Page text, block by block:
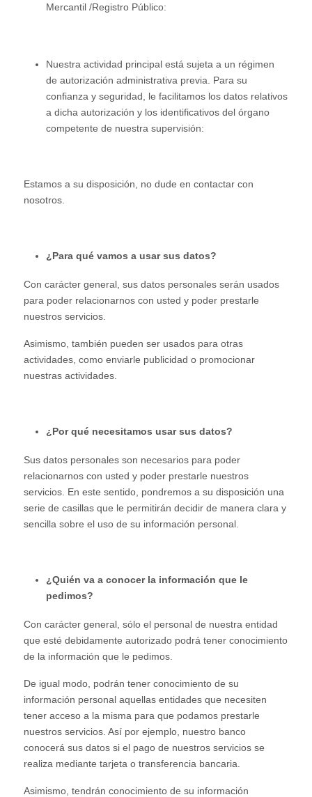
Mercantil /Registro Público:
Nuestra actividad principal está sujeta a un régimen
de autorización administrativa previa. Para su
confianza y seguridad, le facilitamos los datos relativos
a dicha autorización y los identificativos del órgano
competente de nuestra supervisión:
Estamos a su disposición, no dude en contactar con
nosotros.
¿Para qué vamos a usar sus datos?
Con carácter general, sus datos personales serán usados
para poder relacionarnos con usted y poder prestarle
nuestros servicios.
Asimismo, también pueden ser usados para otras
actividades, como enviarle publicidad o promocionar
nuestras actividades.
¿Por qué necesitamos usar sus datos?
Sus datos personales son necesarios para poder
relacionarnos con usted y poder prestarle nuestros
servicios. En este sentido, pondremos a su disposición una
serie de casillas que le permitirán decidir de manera clara y
sencilla sobre el uso de su información personal.
¿Quién va a conocer la información que le
pedimos?
Con carácter general, sólo el personal de nuestra entidad
que esté debidamente autorizado podrá tener conocimiento
de la información que le pedimos.
De igual modo, podrán tener conocimiento de su
información personal aquellas entidades que necesiten
tener acceso a la misma para que podamos prestarle
nuestros servicios. Así por ejemplo, nuestro banco
conocerá sus datos si el pago de nuestros servicios se
realiza mediante tarjeta o transferencia bancaria.
Asimismo, tendrán conocimiento de su información